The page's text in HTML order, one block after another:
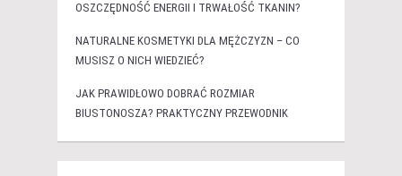
OSZCZĘDNOŚĆ ENERGII I TRWAŁOŚĆ TKANIN?
NATURALNE KOSMETYKI DLA MĘŻCZYZN – CO
MUSISZ O NICH WIEDZIEĆ?
JAK PRAWIDŁOWO DOBRAĆ ROZMIAR
BIUSTONOSZA? PRAKTYCZNY PRZEWODNIK